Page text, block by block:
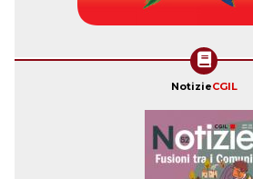
NotizieCGIL